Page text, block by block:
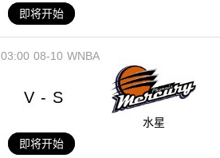
即将开始
08-10
03:00 WNBA
V - S
水星
即将开始